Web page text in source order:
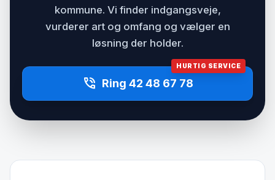
kommune. Vi finder indgangsveje,
vurderer art og omfang og vælger en
løsning der holder.
HURTIG SERVICE
phone_in_talk Ring 42 48 67 78